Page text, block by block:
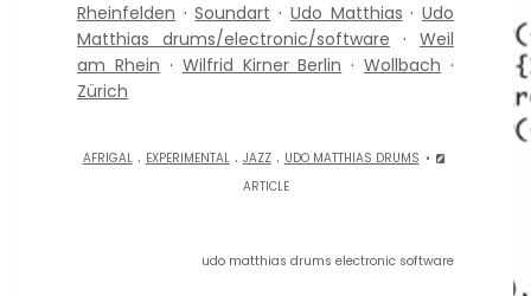
Rheinfelden ·Soundart · Udo Matthias ·Udo
Matthias drums/electronic/software · Weil
am Rhein · Wilfrid Kirner Berlin ·Wollbach ·
Zürich
AFRIGAL. EXPERIMENTAL. JAZZ. UDO MATTHIAS DRUMS
ARTICLE
udo matthias drums electronic software